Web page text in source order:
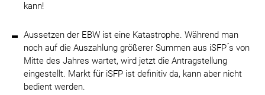
kann!
Aussetzen der EBW ist eine Katastrophe. Während man
noch auf die Auszahlung größerer Summen aus iSFP ́s von
Mitte des Jahres wartet, wird jetzt die Antragstellung
eingestellt. Markt für iSFP ist definitiv da, kann aber nicht
bedient werden.